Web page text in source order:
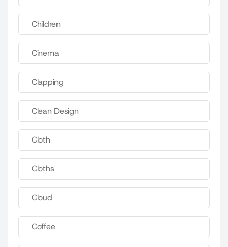
Children
Cinema
Clapping
Clean Design
Cloth
Cloths
Cloud
Coffee